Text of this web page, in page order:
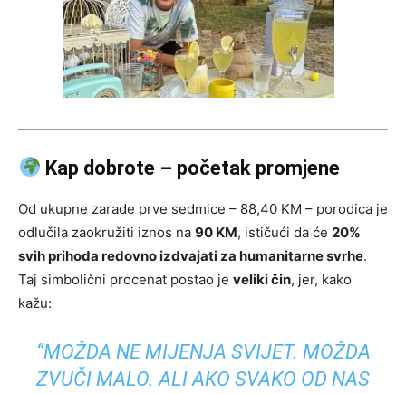
Kap dobrote – početak promjene
Od ukupne zarade prve sedmice – 88,40 KM – porodica je
odlučila zaokružiti iznos na 90 KM, ističući da će 20%
svih prihoda redovno izdvajati za humanitarne svrhe.
Taj simbolični procenat postao je veliki čin, jer, kako
kažu:
“MOŽDA NE MIJENJA SVIJET. MOŽDA
ZVUČI MALO. ALI AKO SVAKO OD NAS